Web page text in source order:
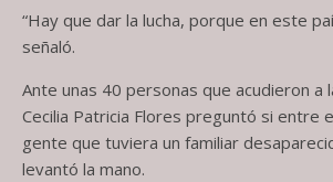
“Hay que dar la lucha, porque en este
señaló.
Ante unas 40 personas que acudieron a
Cecilia Patricia Flores preguntó si entre
gente que tuviera un familiar
levantó la mano.